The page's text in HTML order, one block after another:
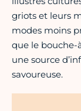
griots et leurs
modes moins
que le bouche-
une source
savoureuse.